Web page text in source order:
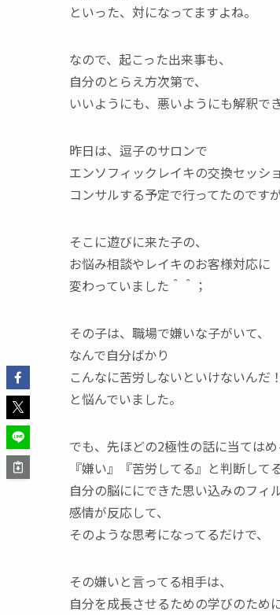
といった、対になってますよね。
なので、起こった出来事も、
自分のとらえ方次第で、
いいようにも、悪いようにも解釈でき
昨日は、逗子のサロンで
エンソフィックレイキの交換セッシ
コンサルする予定で行ってたのですが
そこに遊びに来た子の、
お悩み相談やレイキのお客様対応に
変わっていました＾＾；
その子は、職場で嫌いな子がいて、
なんで自分ばかり
こんなに苦労しないといけないんだ！
と悩んでいました。
でも、先ほどの2極性の話に当てはめ
『嫌い』『苦労してる』と判断して
自分の脳ににできた思い込みのフィ
感情が反応して、
そのような思考になってるだけで、
その嫌いと言ってる相手は、
自分を成長させるための学びのため